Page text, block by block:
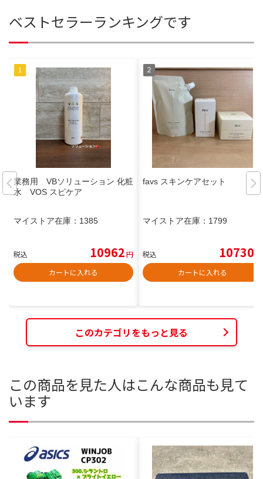
ベストセラーランキングです
業務用 VBソリューション 化粧
水 VOS スピケア
マイストア在庫： 1385
税込 10962円
カートに入れる
favs スキンケアセット
マイストア在庫： 1799
税込 10730
カートに入れる
このカテゴリをもっと見る
この商品を見た人はこんな商品も見て
います